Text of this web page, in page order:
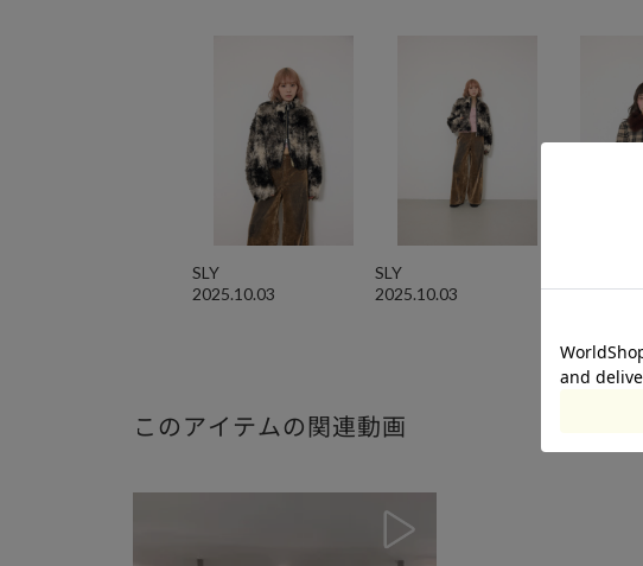
2025.10.03
SLY
2025.10.03
SLY
2025.10.03
このアイテムの関連動画